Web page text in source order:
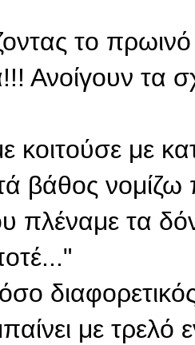
το
Ανοίγουν τα
κοιτούσε με
βάθος νομίζω
τα
με τρελό